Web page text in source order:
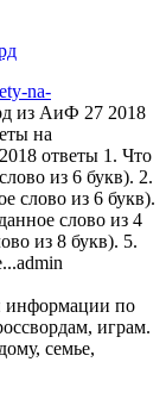
na-
из АиФ 27 2018
на
ответы 1. Что
из 6 букв). 2.
слово из 6 букв).
слово из 4
из 8 букв). 5.
admin